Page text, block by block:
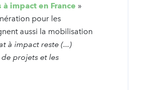
impact en France »
pour les
aussi la mobilisation
à impact reste (...)
projets et les